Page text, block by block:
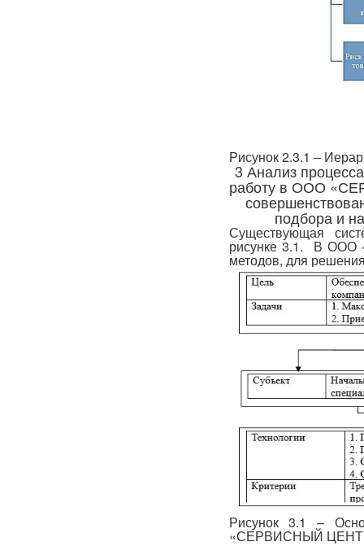
Рисунок 2.3.1 –
3 Анализ
работу в ООО
подбора и
Существующая
рисунке 3.1. В ООО
методов, для
Рисунок 3.1 –
«СЕРВИСНЫЙ